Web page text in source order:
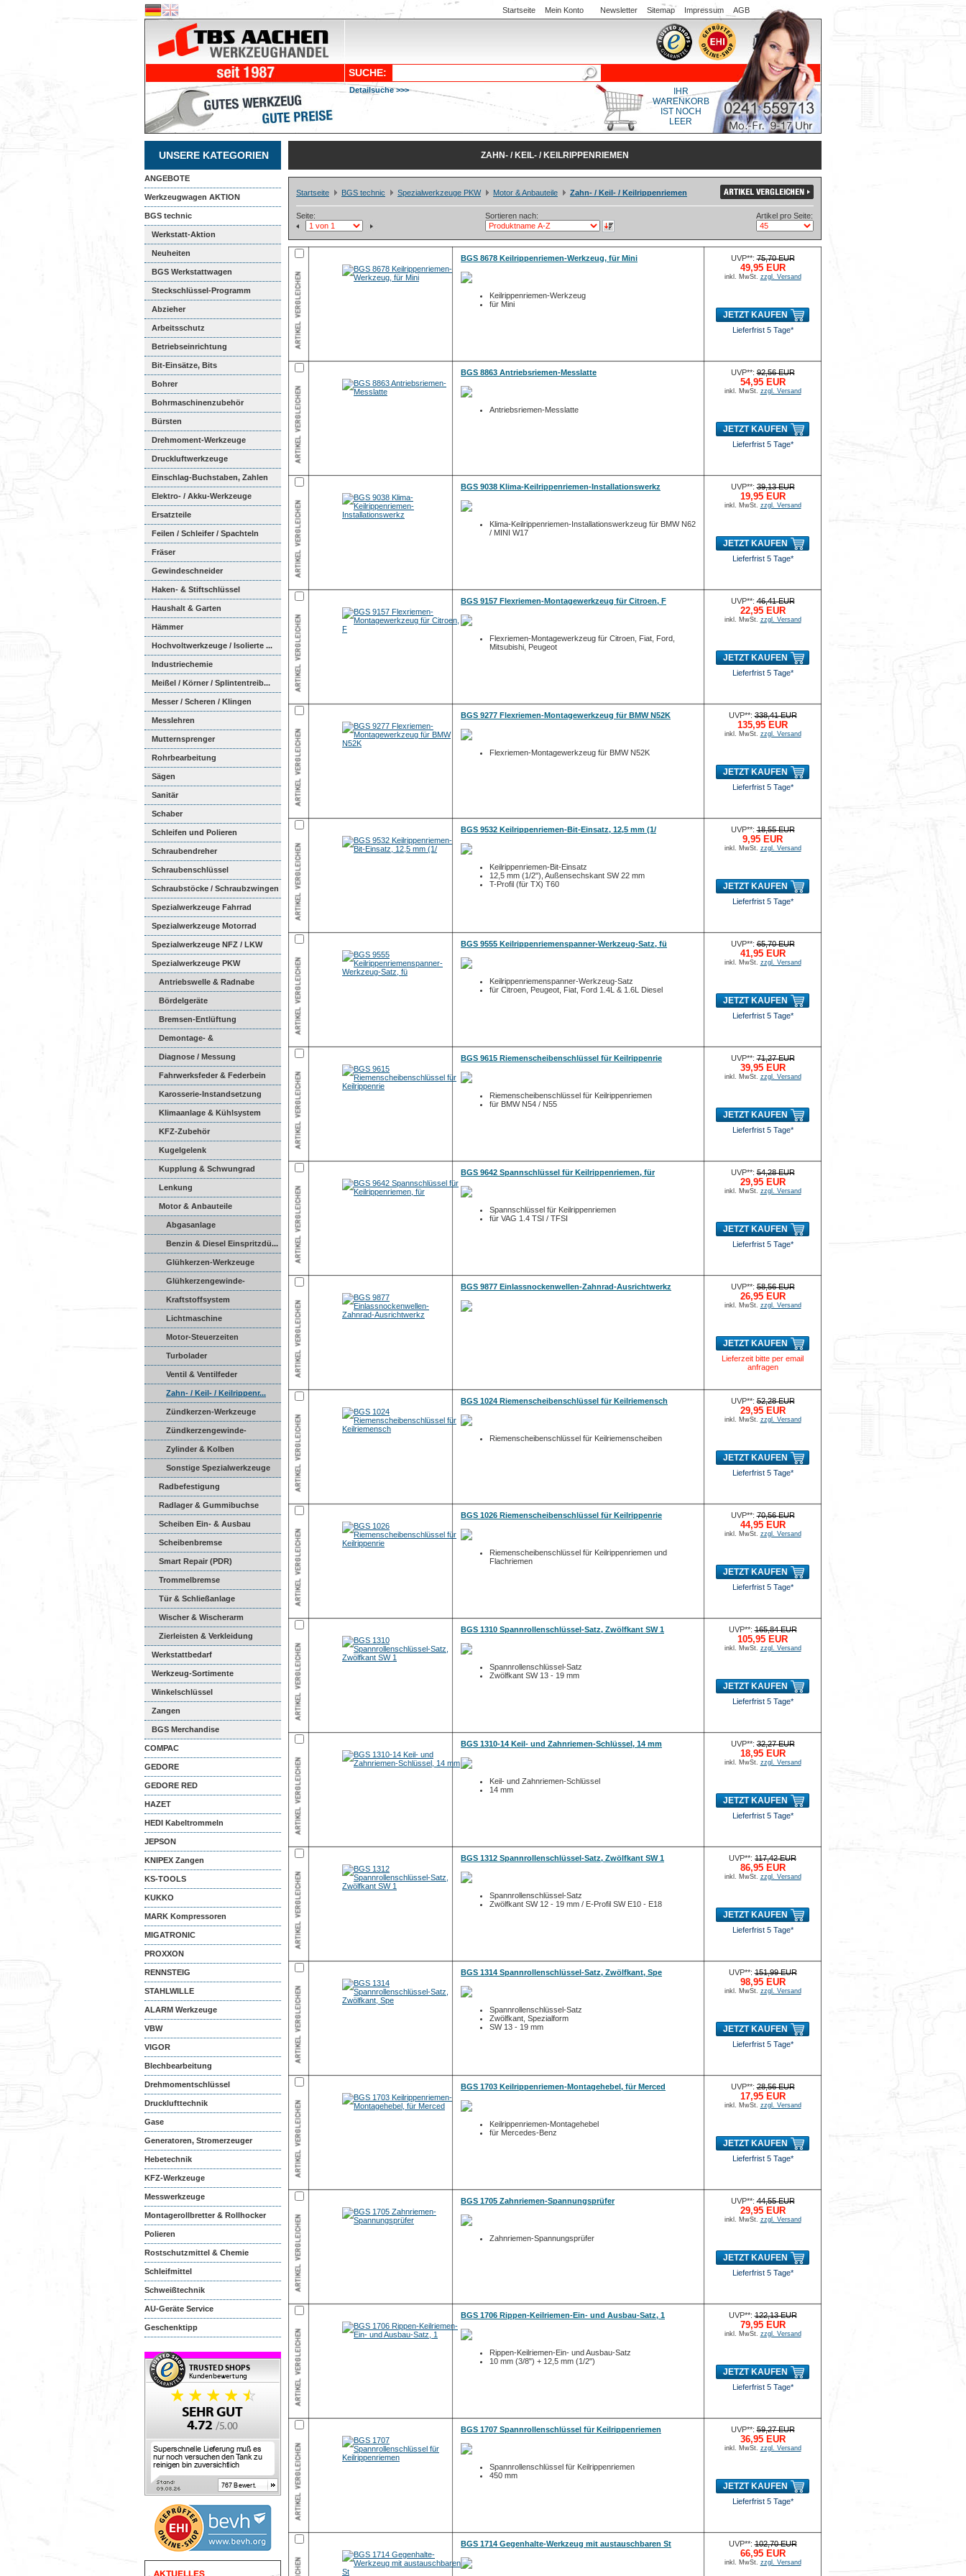
Startseite Mein Konto Newsletter Sitemap Impressum AGB
SUCHE:
Detailsuche >>>
IHR
WARENKORB
IST NOCH
LEER
UNSERE KATEGORIEN
ANGEBOTE
Werkzeugwagen AKTION
BGS technic
Werkstatt-Aktion
Neuheiten
BGS Werkstattwagen
Steckschlüssel-Programm
Abzieher
Arbeitsschutz
Betriebseinrichtung
Bit-Einsätze, Bits
Bohrer
Bohrmaschinenzubehör
Bürsten
Drehmoment-Werkzeuge
Druckluftwerkzeuge
Einschlag-Buchstaben, Zahlen
Elektro- / Akku-Werkzeuge
Ersatzteile
Feilen / Schleifer / Spachteln
Fräser
Gewindeschneider
Haken- & Stiftschlüssel
Haushalt & Garten
Hämmer
Hochvoltwerkzeuge / Isolierte ...
Industriechemie
Meißel / Körner / Splintentreib...
Messer / Scheren / Klingen
Messlehren
Mutternsprenger
Rohrbearbeitung
Sägen
Sanitär
Schaber
Schleifen und Polieren
Schraubendreher
Schraubenschlüssel
Schraubstöcke / Schraubzwingen
Spezialwerkzeuge Fahrrad
Spezialwerkzeuge Motorrad
Spezialwerkzeuge NFZ / LKW
Spezialwerkzeuge PKW
Antriebswelle & Radnabe
Bördelgeräte
Bremsen-Entlüftung
Demontage- &
Montagewerkzeuge
Diagnose / Messung
Fahrwerksfeder & Federbein
Karosserie-Instandsetzung
Klimaanlage & Kühlsystem
KFZ-Zubehör
Kugelgelenk
Kupplung & Schwungrad
Lenkung
Motor & Anbauteile
Abgasanlage
Benzin & Diesel Einspritzdü...
Glühkerzen-Werkzeuge
Glühkerzengewinde-
ReparaturKraftstoffsystem
Lichtmaschine
Motor-Steuerzeiten
Turbolader
Ventil & Ventilfeder
Zahn- / Keil- / Keilrippenr...
Zündkerzen-Werkzeuge
Zündkerzengewinde-
ReparaturZylinder & Kolben
Sonstige Spezialwerkzeuge
Radbefestigung
Radlager & Gummibuchse
Scheiben Ein- & Ausbau
Scheibenbremse
Smart Repair (PDR)
Trommelbremse
Tür & Schließanlage
Wischer & Wischerarm
Zierleisten & Verkleidung
Werkstattbedarf
Werkzeug-Sortimente
Winkelschlüssel
Zangen
BGS Merchandise
COMPAC
GEDORE
GEDORE RED
HAZET
HEDI Kabeltrommeln
JEPSON
KNIPEX Zangen
KS-TOOLS
KUKKO
MARK Kompressoren
MIGATRONIC
PROXXON
RENNSTEIG
STAHLWILLE
ALARM Werkzeuge
VBW
VIGOR
Blechbearbeitung
Drehmomentschlüssel
Drucklufttechnik
Gase
Generatoren, Stromerzeuger
Hebetechnik
KFZ-Werkzeuge
Messwerkzeuge
Montagerollbretter & Rollhocker
Polieren
Rostschutzmittel & Chemie
Schleifmittel
Schweißtechnik
AU-Geräte Service
Geschenktipp
ZAHN- / KEIL- / KEILRIPPENRIEMEN
Startseite BGS technic Spezialwerkzeuge PKW Motor & Anbauteile Zahn- / Keil- / Keilrippenriemen
Seite: Sortieren nach: Artikel pro Seite:
BGS 8678 Keilrippenriemen-Werkzeug, für Mini
Keilrippenriemen-Werkzeug
für Mini
UVP**:75,70 EUR
49,95 EUR
inkl. MwSt. zzgl. Versand
JETZT KAUFEN
Lieferfrist 5 Tage*
BGS 8863 Antriebsriemen-Messlatte
Antriebsriemen-Messlatte
UVP**:92,56 EUR
54,95 EUR
inkl. MwSt. zzgl. Versand
JETZT KAUFEN
Lieferfrist 5 Tage*
BGS 9038 Klima-Keilrippenriemen-Installationswerkz
Klima-Keilrippenriemen-Installationswerkzeug für BMW N62
/ MINI W17
UVP**:39,13 EUR
19,95 EUR
inkl. MwSt. zzgl. Versand
JETZT KAUFEN
Lieferfrist 5 Tage*
BGS 9157 Flexriemen-Montagewerkzeug für Citroen, F
Flexriemen-Montagewerkzeug für Citroen, Fiat, Ford,
Mitsubishi, Peugeot
UVP**:46,41 EUR
22,95 EUR
inkl. MwSt. zzgl. Versand
JETZT KAUFEN
Lieferfrist 5 Tage*
BGS 9277 Flexriemen-Montagewerkzeug für BMW N52K
Flexriemen-Montagewerkzeug für BMW N52K
UVP**:338,41 EUR
135,95 EUR
inkl. MwSt. zzgl. Versand
JETZT KAUFEN
Lieferfrist 5 Tage*
BGS 9532 Keilrippenriemen-Bit-Einsatz, 12,5 mm (1/
Keilrippenriemen-Bit-Einsatz
12,5 mm (1/2"), Außensechskant SW 22 mm
T-Profil (für TX) T60
UVP**:18,55 EUR
9,95 EUR
inkl. MwSt. zzgl. Versand
JETZT KAUFEN
Lieferfrist 5 Tage*
BGS 9555 Keilrippenriemenspanner-Werkzeug-Satz, fü
Keilrippenriemenspanner-Werkzeug-Satz
für Citroen, Peugeot, Fiat, Ford 1.4L & 1.6L Diesel
UVP**:65,70 EUR
41,95 EUR
inkl. MwSt. zzgl. Versand
JETZT KAUFEN
Lieferfrist 5 Tage*
BGS 9615 Riemenscheibenschlüssel für Keilrippenrie
Riemenscheibenschlüssel für Keilrippenriemen
für BMW N54 / N55
UVP**:71,27 EUR
39,95 EUR
inkl. MwSt. zzgl. Versand
JETZT KAUFEN
Lieferfrist 5 Tage*
BGS 9642 Spannschlüssel für Keilrippenriemen, für
Spannschlüssel für Keilrippenriemen
für VAG 1.4 TSI / TFSI
UVP**:54,28 EUR
29,95 EUR
inkl. MwSt. zzgl. Versand
JETZT KAUFEN
Lieferfrist 5 Tage*
BGS 9877 Einlassnockenwellen-Zahnrad-Ausrichtwerkz UVP**:58,56 EUR
26,95 EUR
inkl. MwSt. zzgl. Versand
JETZT KAUFEN
Lieferzeit bitte per email
anfragen
BGS 1024 Riemenscheibenschlüssel für Keilriemensch
Riemenscheibenschlüssel für Keilriemenscheiben
UVP**:52,28 EUR
29,95 EUR
inkl. MwSt. zzgl. Versand
JETZT KAUFEN
Lieferfrist 5 Tage*
BGS 1026 Riemenscheibenschlüssel für Keilrippenrie
Riemenscheibenschlüssel für Keilrippenriemen und
Flachriemen
UVP**:70,56 EUR
44,95 EUR
inkl. MwSt. zzgl. Versand
JETZT KAUFEN
Lieferfrist 5 Tage*
BGS 1310 Spannrollenschlüssel-Satz, Zwölfkant SW 1
Spannrollenschlüssel-Satz
Zwölfkant SW 13 - 19 mm
UVP**:165,84 EUR
105,95 EUR
inkl. MwSt. zzgl. Versand
JETZT KAUFEN
Lieferfrist 5 Tage*
BGS 1310-14 Keil- und Zahnriemen-Schlüssel, 14 mm
Keil- und Zahnriemen-Schlüssel
14 mm
UVP**:32,27 EUR
18,95 EUR
inkl. MwSt. zzgl. Versand
JETZT KAUFEN
Lieferfrist 5 Tage*
BGS 1312 Spannrollenschlüssel-Satz, Zwölfkant SW 1
Spannrollenschlüssel-Satz
Zwölfkant SW 12 - 19 mm / E-Profil SW E10 - E18
UVP**: 117,42 EUR
86,95 EUR
inkl. MwSt. zzgl. Versand
JETZT KAUFEN
Lieferfrist 5 Tage*
BGS 1314 Spannrollenschlüssel-Satz, Zwölfkant, Spe
Spannrollenschlüssel-Satz
Zwölfkant, Spezialform
SW 13 - 19 mm
UVP**:151,99 EUR
98,95 EUR
inkl. MwSt. zzgl. Versand
JETZT KAUFEN
Lieferfrist 5 Tage*
BGS 1703 Keilrippenriemen-Montagehebel, für Merced
Keilrippenriemen-Montagehebel
für Mercedes-Benz
UVP**:28,56 EUR
17,95 EUR
inkl. MwSt. zzgl. Versand
JETZT KAUFEN
Lieferfrist 5 Tage*
BGS 1705 Zahnriemen-Spannungsprüfer
Zahnriemen-Spannungsprüfer
UVP**:44,55 EUR
29,95 EUR
inkl. MwSt. zzgl. Versand
JETZT KAUFEN
Lieferfrist 5 Tage*
BGS 1706 Rippen-Keilriemen-Ein- und Ausbau-Satz, 1
Rippen-Keilriemen-Ein- und Ausbau-Satz
10 mm (3/8") + 12,5 mm (1/2")
UVP**:122,13 EUR
79,95 EUR
inkl. MwSt. zzgl. Versand
JETZT KAUFEN
Lieferfrist 5 Tage*
BGS 1707 Spannrollenschlüssel für Keilrippenriemen
Spannrollenschlüssel für Keilrippenriemen
450 mm
UVP**:59,27 EUR
36,95 EUR
inkl. MwSt. zzgl. Versand
JETZT KAUFEN
Lieferfrist 5 Tage*
BGS 1714 Gegenhalte-Werkzeug mit austauschbaren St UVP**:102,70 EUR
66,95 EUR
inkl. MwSt. zzgl. Versand